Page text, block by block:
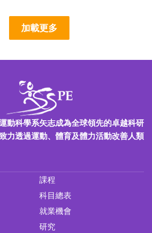
加載更多
動科學系矢志成為全球領先的卓越科研
力透過運動、體育及體力活動改善人類
課程
科目總表
就業機會
研究